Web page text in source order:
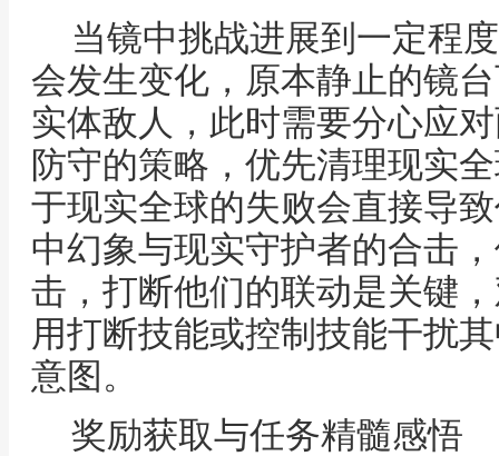
当镜中挑战进展到一定程
会发生变化，原本静止的镜
实体敌人，此时需要分心应
防守的策略，优先清理现实
于现实全球的失败会直接导
中幻象与现实守护者的合击
击，打断他们的联动是关键
用打断技能或控制技能干扰
意图。
奖励获取与任务精髓感悟